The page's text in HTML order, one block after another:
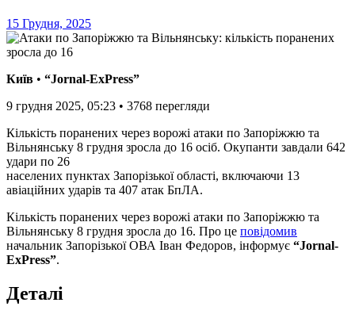
15 Грудня, 2025
Київ • “Jornal-ExPress”
9 грудня 2025, 05:23 • 3768 перегляди
Кількість поранених через ворожі атаки по Запоріжжю та
Вільнянську 8 грудня зросла до 16 осіб. Окупанти завдали 642
удари по 26
населених пунктах Запорізької області, включаючи 13
авіаційних ударів та 407 атак БпЛА.
Кількість поранених через ворожі атаки по Запоріжжю та
Вільнянську 8 грудня зросла до 16. Про це повідомив
начальник Запорізької ОВА Іван Федоров, інформує “Jornal-
ExPress”.
Деталі